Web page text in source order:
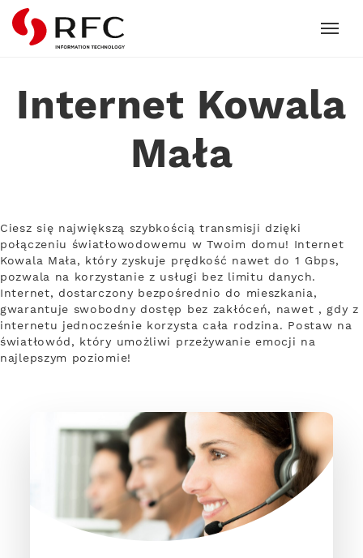
RFC
Internet Kowala
Mała
Ciesz się największą szybkością transmisji dzięki
połączeniu światłowodowemu w Twoim domu! Internet
Kowala Mała, który zyskuje prędkość nawet do 1 Gbps,
pozwala na korzystanie z usługi bez limitu danych.
Internet, dostarczony bezpośrednio do mieszkania,
gwarantuje swobodny dostęp bez zakłóceń, nawet , gdy z
internetu jednocześnie korzysta cała rodzina. Postaw na
światłowód, który umożliwi przeżywanie emocji na
najlepszym poziomie!